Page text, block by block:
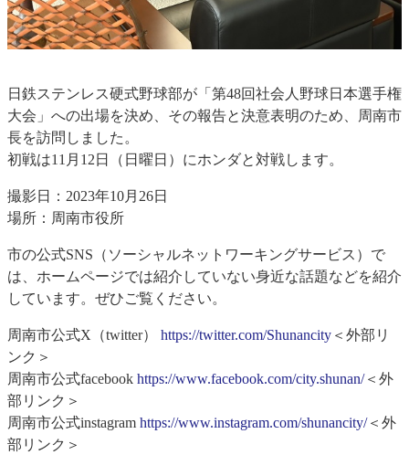
日鉄ステンレス硬式野球部が「第48回社会人野球日本選手権
大会」への出場を決め、その報告と決意表明のため、周南市
長を訪問しました。
初戦は11月12日（日曜日）にホンダと対戦します。
撮影日：2023年10月26日
場所：周南市役所
市の公式SNS（ソーシャルネットワーキングサービス）で
は、ホームページでは紹介していない身近な話題などを紹介
しています。ぜひご覧ください。
周南市公式X（twitter） https://twitter.com/Shunancity ＜外部リ
ンク＞
周南市公式facebook https://www.facebook.com/city.shunan/＜外
部リンク＞
周南市公式instagram https://www.instagram.com/shunancity/＜外
部リンク＞